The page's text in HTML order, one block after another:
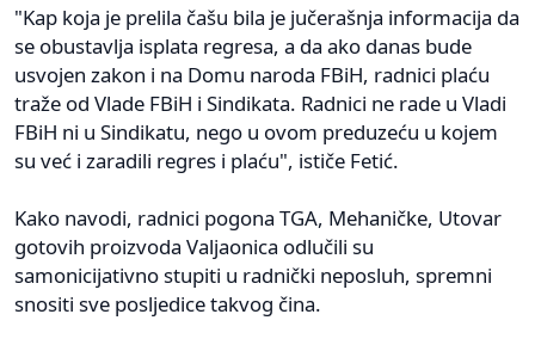
"Kap koja je prelila čašu bila je jučerašnja informacija da
se obustavlja isplata regresa, a da ako danas bude
usvojen zakon i na Domu naroda FBiH, radnici plaću
traže od Vlade FBiH i Sindikata. Radnici ne rade u Vladi
FBiH ni u Sindikatu, nego u ovom preduzeću u kojem
su već i zaradili regres i plaću", ističe Fetić.
Kako navodi, radnici pogona TGA, Mehaničke, Utovar
gotovih proizvoda Valjaonica odlučili su
samonicijativno stupiti u radnički neposluh, spremni
snositi sve posljedice takvog čina.